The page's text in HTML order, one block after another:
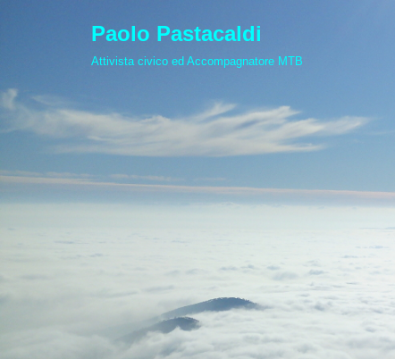
contenuto
Paolo Pastacaldi
Attivista civico ed Accompagnatore MTB